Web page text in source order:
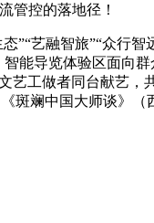
管控的落地径！
艺融智旅”“众行智
能导览体验区面向
工做者同台献艺
斑斓中国大师谈》（